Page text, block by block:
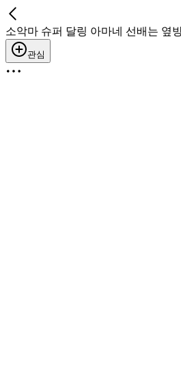
소악마 슈퍼 달링 아마네 선배는 옆
관심